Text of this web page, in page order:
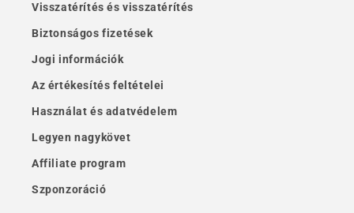
Visszatérítés és visszatérítés
Biztonságos fizetések
Jogi információk
Az értékesítés feltételei
Használat és adatvédelem
Legyen nagykövet
Affiliate program
Szponzoráció